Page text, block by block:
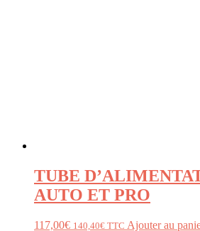
TUBE
AUTO ET PRO
117,00€ 140,40€ TTC Ajouter au